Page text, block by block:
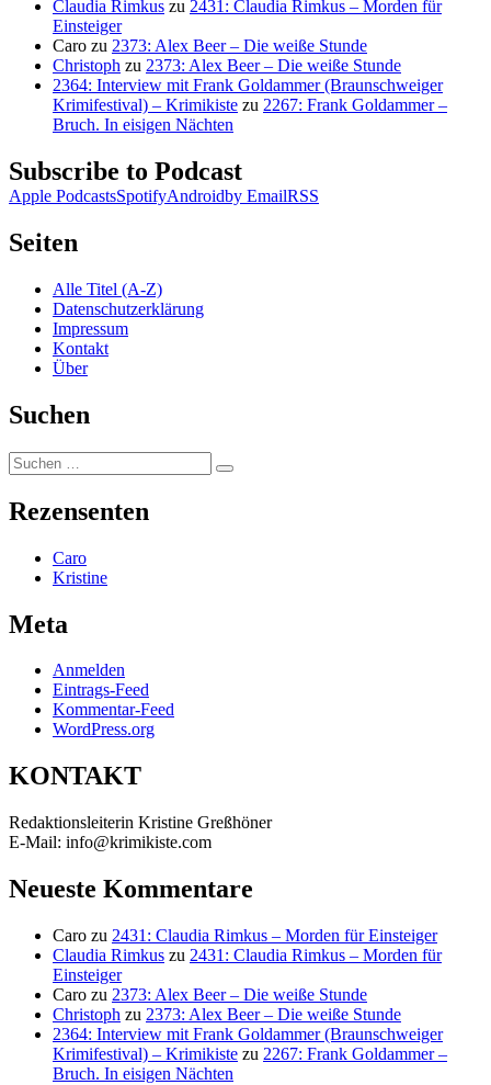
Claudia Rimkus zu 2431: Claudia Rimkus – Morden für
Einsteiger
Caro zu 2373: Alex Beer – Die weiße Stunde
Christoph zu 2373: Alex Beer – Die weiße Stunde
2364: Interview mit Frank Goldammer (Braunschweiger
Krimifestival) – Krimikiste zu 2267: Frank Goldammer –
Bruch. In eisigen Nächten
Subscribe to Podcast
Apple PodcastsSpotifyAndroidby EmailRSS
Seiten
Alle Titel (A-Z)
Datenschutzerklärung
Impressum
Kontakt
Über
Suchen
Suchen
nach:
Suchen
Rezensenten
Caro
Kristine
Meta
Anmelden
Eintrags-Feed
Kommentar-Feed
WordPress.org
KONTAKT
Redaktionsleiterin Kristine Greßhöner
E-Mail: info@krimikiste.com
Neueste Kommentare
Caro zu 2431: Claudia Rimkus – Morden für Einsteiger
Claudia Rimkus zu 2431: Claudia Rimkus – Morden für
Einsteiger
Caro zu 2373: Alex Beer – Die weiße Stunde
Christoph zu 2373: Alex Beer – Die weiße Stunde
2364: Interview mit Frank Goldammer (Braunschweiger
Krimifestival) – Krimikiste zu 2267: Frank Goldammer –
Bruch. In eisigen Nächten